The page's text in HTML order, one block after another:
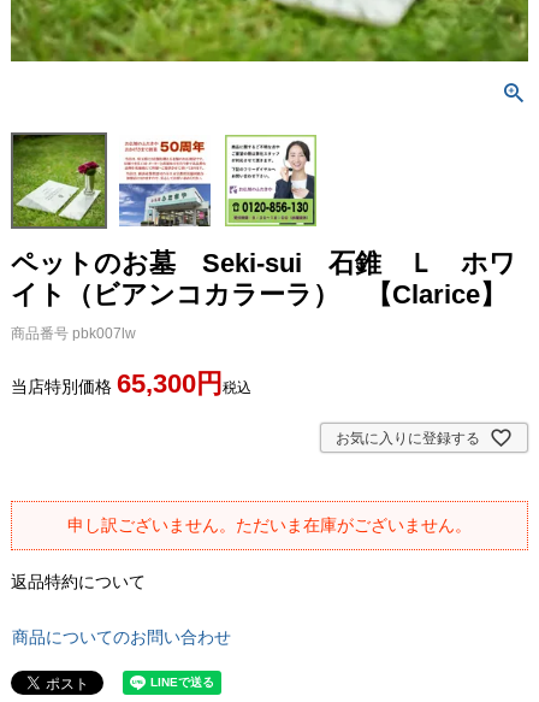
ペットのお墓 Seki-sui 石錐 Ｌ ホワ
イト（ビアンコカラーラ） 【Clarice】
商品番号 pbk007lw
当店特別価格 65,300 税込
お気に入りに登録する
申し訳ございません。ただいま在庫がございません。
返品特約について
商品についてのお問い合わせ